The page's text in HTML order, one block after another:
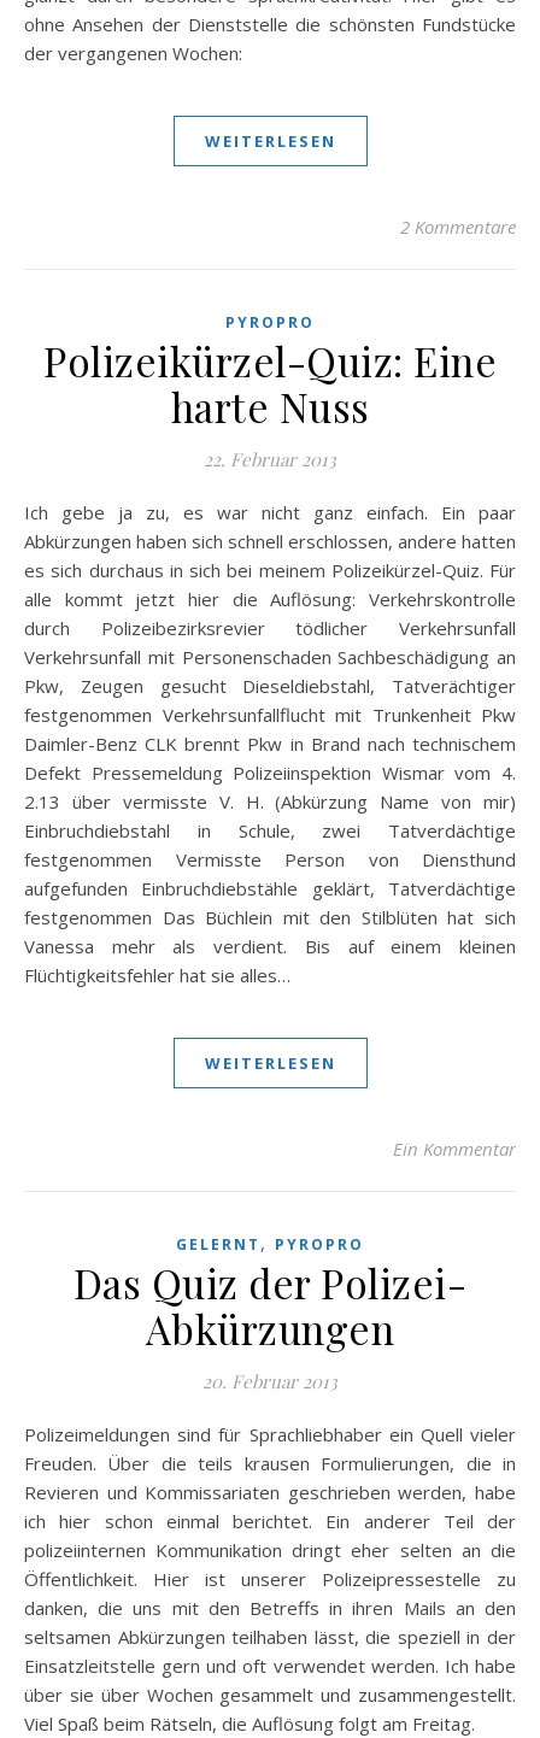
ohne Ansehen der Dienststelle die schönsten Fundstücke
der vergangenen Wochen:
WEITERLESEN
2 Kommentare
PYROPRO
Polizeikürzel-Quiz: Eine
harte Nuss
22. Februar 2013
Ich gebe ja zu, es war nicht ganz einfach. Ein paar
Abkürzungen haben sich schnell erschlossen, andere hatten
es sich durchaus in sich bei meinem Polizeikürzel-Quiz. Für
alle kommt jetzt hier die Auflösung: Verkehrskontrolle
durch Polizeibezirksrevier tödlicher Verkehrsunfall
Verkehrsunfall mit Personenschaden Sachbeschädigung an
Pkw, Zeugen gesucht Dieseldiebstahl, Tatverächtiger
festgenommen Verkehrsunfallflucht mit Trunkenheit Pkw
Daimler-Benz CLK brennt Pkw in Brand nach technischem
Defekt Pressemeldung Polizeiinspektion Wismar vom 4.
2.13 über vermisste V. H. (Abkürzung Name von mir)
Einbruchdiebstahl in Schule, zwei Tatverdächtige
festgenommen Vermisste Person von Diensthund
aufgefunden Einbruchdiebstähle geklärt, Tatverdächtige
festgenommen Das Büchlein mit den Stilblüten hat sich
Vanessa mehr als verdient. Bis auf einem kleinen
Flüchtigkeitsfehler hat sie alles…
WEITERLESEN
Ein Kommentar
GELERNT , PYROPRO
Das Quiz der Polizei-
Abkürzungen
20. Februar 2013
Polizeimeldungen sind für Sprachliebhaber ein Quell vieler
Freuden. Über die teils krausen Formulierungen, die in
Revieren und Kommissariaten geschrieben werden, habe
ich hier schon einmal berichtet. Ein anderer Teil der
polizeiinternen Kommunikation dringt eher selten an die
Öffentlichkeit. Hier ist unserer Polizeipressestelle zu
danken, die uns mit den Betreffs in ihren Mails an den
seltsamen Abkürzungen teilhaben lässt, die speziell in der
Einsatzleitstelle gern und oft verwendet werden. Ich habe
über sie über Wochen gesammelt und zusammengestellt.
Viel Spaß beim Rätseln, die Auflösung folgt am Freitag.